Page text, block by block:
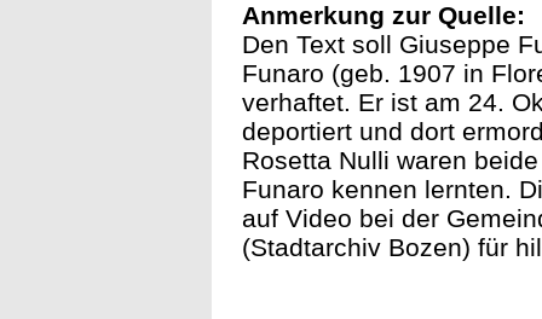
Anmerkung zur Quelle:
Den Text soll Giuseppe
Funaro (geb. 1907 in
verhaftet. Er ist am 24.
deportiert und dort
Rosetta Nulli waren
Funaro kennen lernten.
auf Video bei der
(Stadtarchiv Bozen) für